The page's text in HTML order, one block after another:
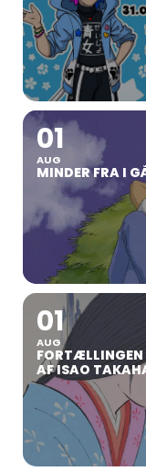
01
AUG
MINDER FRA I
01
AUG
FORTÆLLINGEN
AF ISAO